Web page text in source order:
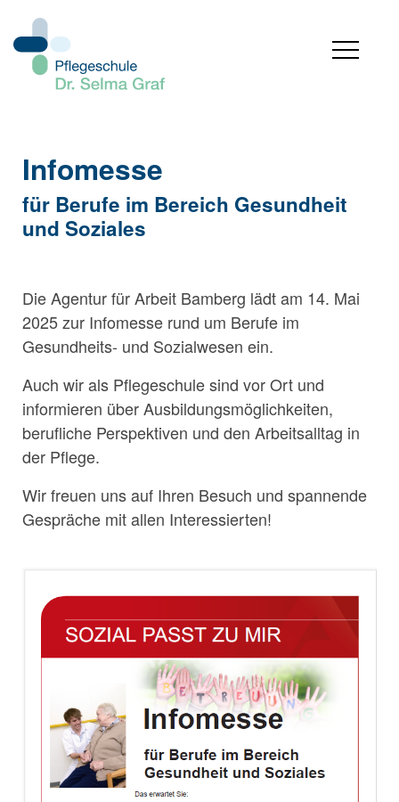
Infomesse
für Berufe im Bereich Gesundheit
und Soziales
Die Agentur für Arbeit Bamberg lädt am 14. Mai
2025 zur Infomesse rund um Berufe im
Gesundheits- und Sozialwesen ein.
Auch wir als Pflegeschule sind vor Ort und
informieren über Ausbildungsmöglichkeiten,
berufliche Perspektiven und den Arbeitsalltag in
der Pflege.
Wir freuen uns auf Ihren Besuch und spannende
Gespräche mit allen Interessierten!